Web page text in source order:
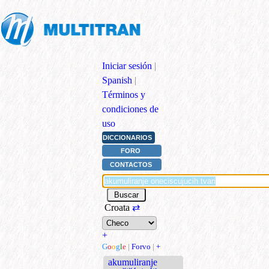
Iniciar sesión |
Spanish |
Términos y
condiciones de
uso
DICCIONARIOS
FORO
CONTACTOS
Croata ⇄
+
Google | Forvo | +
akumuliranje